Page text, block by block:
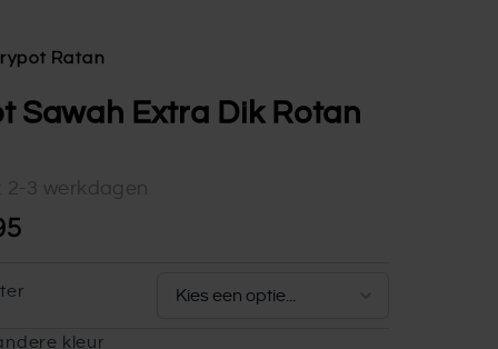
Ratan
Sawah Extra Dik Rotan
2-3 werkdagen
kleur